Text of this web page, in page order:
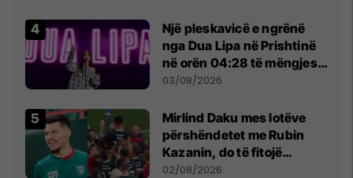
Një pleskavicë e ngrënë
nga Dua Lipa në Prishtinë
në orën 04:28 të mëngjesit
- dhe bota digjitale serbe
03/08/2026
Mirlind Daku mes lotëve
përshëndetet me Rubin
Kazanin, do të fitojë
miliona te Spartak Moska
02/08/2026